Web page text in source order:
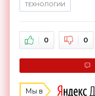
ТЕХНОЛОГИИ
0 0
Мы в